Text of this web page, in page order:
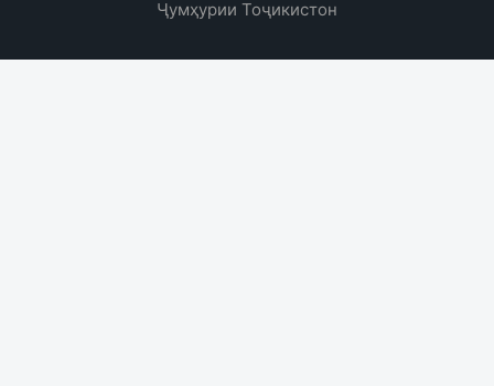
Ҷумҳурии Тоҷикистон